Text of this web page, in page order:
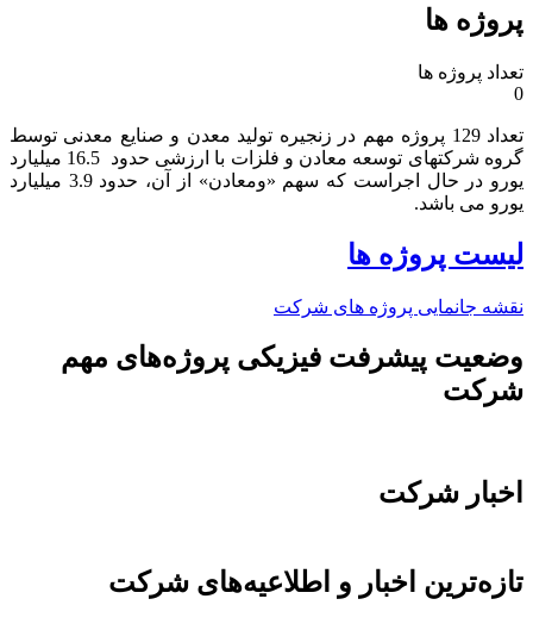
پروژه ها
تعداد پروژه ها
0
تعداد 129 پروژه مهم در زنجیره تولید معدن و صنایع معدنی توسط
گروه شرکتهای توسعه معادن و فلزات با ارزشی حدود 16.5 میلیارد
یورو در حال اجراست که سهم «ومعادن» از آن، حدود 3.9 میلیارد
یورو می باشد.​
لیست پروژه ها
نقشه جانمایی پروژه های شرکت
وضعیت پیشرفت فیزیکی پروژه‌های مهم
شرکت
اخبار شرکت
تازه‌ترین اخبار و اطلاعیه‌های شرکت